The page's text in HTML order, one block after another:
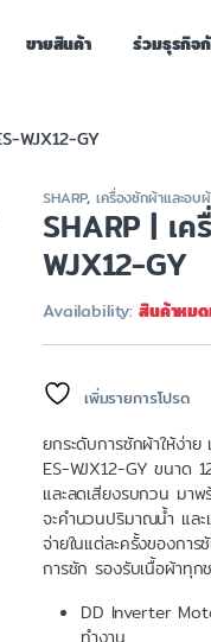
ขายสินค้า ร่วมธุรกิจ
WJX12-GY
SHARP,เครื่องซักผ้าและอบ
SHARP | เ
WJX12-GY
Availability:สินค้าหม
เพิ่มรายการโปรด
ยกระดับการซักผ้าให้ง่า
ES-WJX12-GY ขนาด
และลดเสียงรบกวน มา
จะคำนวนปริมาณน้ำ และ
จ่ายในแต่ละครั้งของกา
การซัก รองรับเนื้อผ้าทุก
DD Inverter